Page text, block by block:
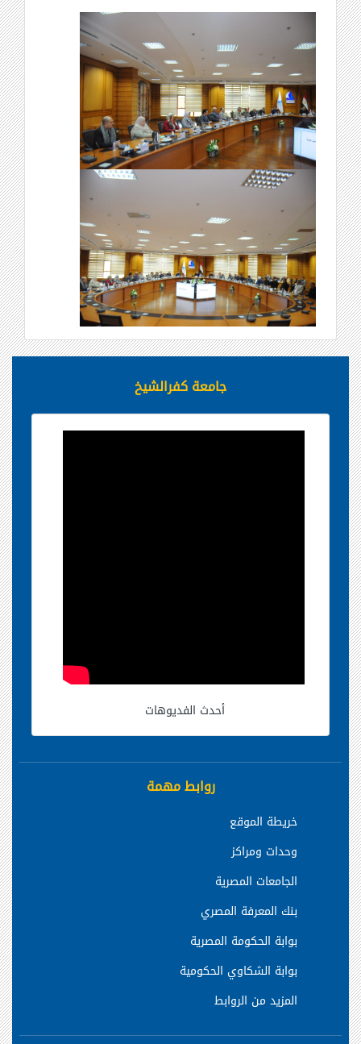
جامعة كفرالشيخ
أحدث الفديوهات
روابط مهمة
خريطة الموقع
وحدات ومراكز
الجامعات المصرية
بنك المعرفة المصري
بوابة الحكومة المصرية
بوابة الشكاوي الحكومية
المزيد من الروابط